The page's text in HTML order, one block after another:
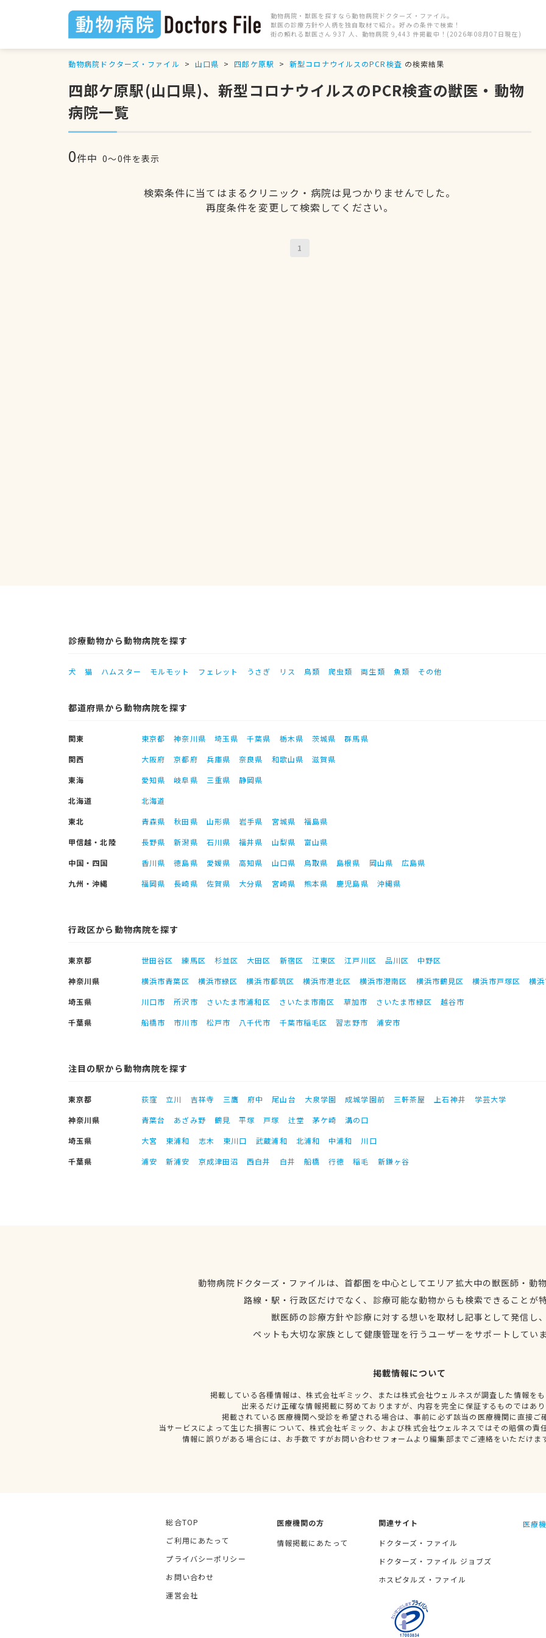
動物病院・獣医を探すなら動物病院ドクターズ・ファイル。
獣医の診療方針や人柄を独自取材で紹介。好みの条件で検索！
街の頼れる獣医さん 937 人、動物病院 9,443 件掲載中！(2026年08月07日現在)
動物病院ドクターズ・ファイル 山口県 四郎ケ原駅 新型コロナウイルスのPCR検査 の検索結果
四郎ケ原駅(山口県)、新型コロナウイルスのPCR検査の獣医・動物
病院一覧
0件中 0〜0件を表示
検索条件に当てはまるクリニック・病院は見つかりませんでした。
再度条件を変更して検索してください。
1
診療動物から動物病院を探す
犬 猫 ハムスター モルモット フェレット うさぎ リス 鳥類 爬虫類 両生類 魚類 その他
都道府県から動物病院を探す
関東 東京都 神奈川県 埼玉県 千葉県 栃木県 茨城県
群馬県
関西
大阪府 京都府 兵庫県 奈良県 和歌山県
滋賀県
東海
愛知県 岐阜県 三重県
静岡県
北海道
北海道
東北
青森県 秋田県 山形県 岩手県 宮城県
福島県
甲信越・北陸
長野県 新潟県 石川県 福井県 山梨県
富山県
中国・四国
香川県 徳島県 愛媛県 高知県 山口県 鳥取県 島根県 岡山県
広島県
九州・沖縄
福岡県 長崎県 佐賀県 大分県 宮崎県 熊本県 鹿児島県 沖縄県
行政区から動物病院を探す
東京都 世田谷区 練馬区 杉並区 大田区 新宿区 江東区 江戸川区 品川区
中野区
神奈川県
横浜市青葉区 横浜市緑区 横浜市都筑区 横浜市港北区 横浜市港南区 横浜市鶴見区 横浜市戸塚区
横
埼玉県
川口市 所沢市 さいたま市浦和区 さいたま市南区 草加市 さいたま市緑区
越谷市
千葉県
船橋市 市川市 松戸市 八千代市 千葉市稲毛区 習志野市 浦安市
注目の駅から動物病院を探す
東京都 荻窪 立川 吉祥寺 三鷹 府中 尾山台 大泉学園 成城学園前 三軒茶屋 上石神井
学芸大学
神奈川県
青葉台 あざみ野 鶴見 平塚 戸塚 辻堂 茅ケ崎
溝の口
埼玉県
大宮 東浦和 志木 東川口 武蔵浦和 北浦和 中浦和
川口
千葉県
浦安 新浦安 京成津田沼 西白井 白井 船橋 行徳 稲毛 新鎌ヶ谷
動物病院ドクターズ・ファイルは、首都圏を中心としてエリア拡大中の獣医師・動
路線・駅・行政区だけでなく、診療可能な動物からも検索できることが
獣医師の診療方針や診療に対する想いを取材し記事として発信し
ペットも大切な家族として健康管理を行うユーザーをサポートしてい
掲載情報について
掲載している各種情報は、株式会社ギミック、または株式会社ウェルネスが調査した情報を
出来るだけ正確な情報掲載に努めておりますが、内容を完全に保証するものではあ
掲載されている医療機関へ受診を希望される場合は、事前に必ず該当の医療機関に直接ご
当サービスによって生じた損害について、株式会社ギミック、および株式会社ウェルネスではその賠償の責
情報に誤りがある場合には、お手数ですがお問い合わせフォームより編集部までご連絡をいただけま
総合TOP
ご利用にあたって
プライバシーポリシー
お問い合わせ
運営会社
医療機関の方
情報掲載にあたって
関連サイト
ドクターズ・ファイル
ドクターズ・ファイル ジョブズ
ホスピタルズ・ファイル
医療